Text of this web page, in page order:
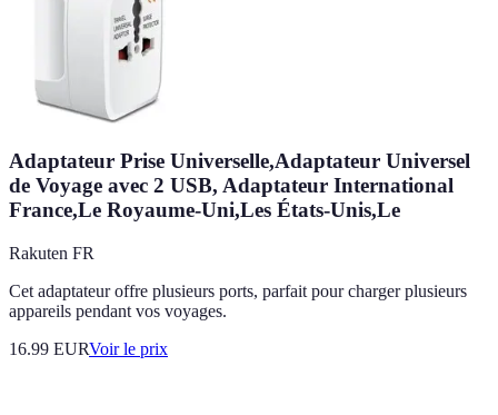
Adaptateur Prise Universelle,Adaptateur Universel
de Voyage avec 2 USB, Adaptateur International
France,Le Royaume-Uni,Les États-Unis,Le
Rakuten FR
Cet adaptateur offre plusieurs ports, parfait pour charger plusieurs
appareils pendant vos voyages.
16.99 EURVoir le prix